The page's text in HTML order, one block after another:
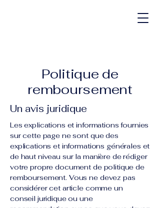
Politique de
remboursement
Un avis juridique
Les explications et informations fournies
sur cette page ne sont que des
explications et informations générales et
de haut niveau sur la manière de rédiger
votre propre document de politique de
remboursement. Vous ne devez pas
considérer cet article comme un
conseil juridique ou une